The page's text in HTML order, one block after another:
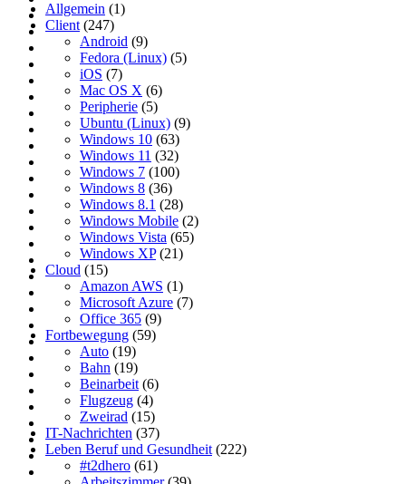
Allgemein (1)
Client (247)
Android (9)
Fedora (Linux) (5)
iOS (7)
Mac OS X (6)
Peripherie (5)
Ubuntu (Linux) (9)
Windows 10 (63)
Windows 11 (32)
Windows 7 (100)
Windows 8 (36)
Windows 8.1 (28)
Windows Mobile (2)
Windows Vista (65)
Windows XP(21)
Cloud (15)
Amazon AWS (1)
Microsoft Azure (7)
Office 365 (9)
Fortbewegung (59)
Auto (19)
Bahn (19)
Beinarbeit (6)
Flugzeug (4)
Zweirad (15)
IT-Nachrichten (37)
Leben Beruf und Gesundheit (222)
#t2dhero (61)